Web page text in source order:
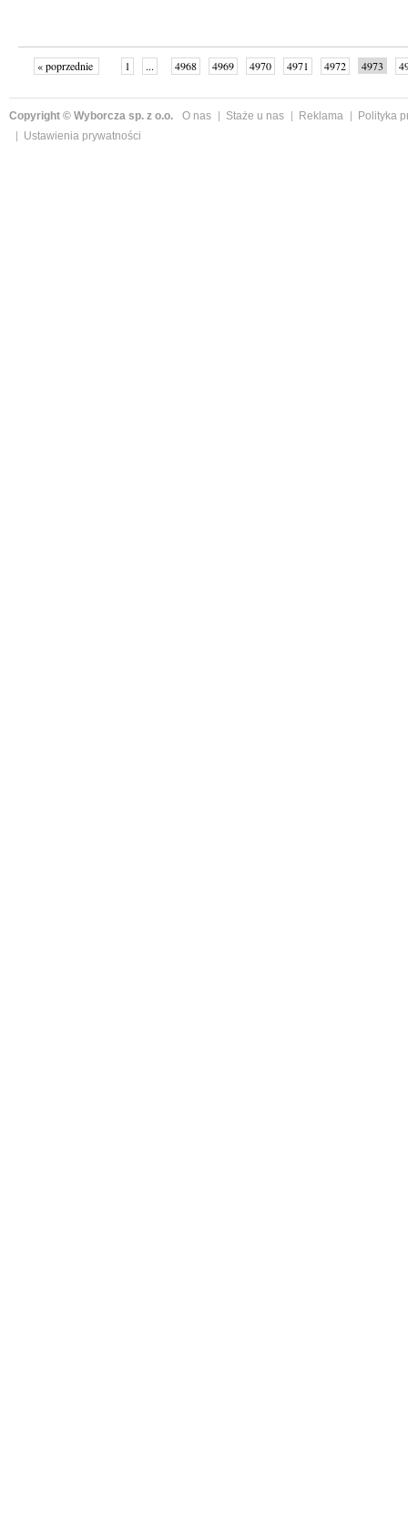
« poprzednie 1 ... 4968 4969 4970 4971 4972 4973
Copyright © Wyborcza sp. z o.o. O nas Staże u nas Reklama
Polityka
Ustawienia prywatności